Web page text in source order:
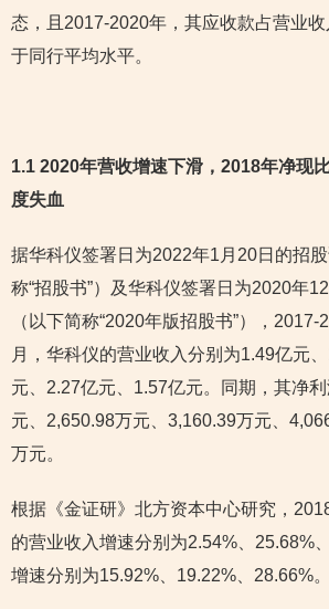
态，且2017-2020年，其应收款占营业
于同行平均水平。
1.1 2020年营收增速下滑，2018年净现
度失血
据华科仪签署日为2022年1月20日的招
称“招股书”）及华科仪签署日为2020年
（以下简称“2020年版招股书”），
月，华科仪的营业收入分别为1.49亿元
元、2.27亿元、1.57亿元。同期，其净
元、2,650.98万元、3,160.39万元、
万元。
根据《金证研》北方资本中心研究，
的营业收入增速分别为2.54%、25.68%
增速分别为15.92%、19.22%、28.66%。